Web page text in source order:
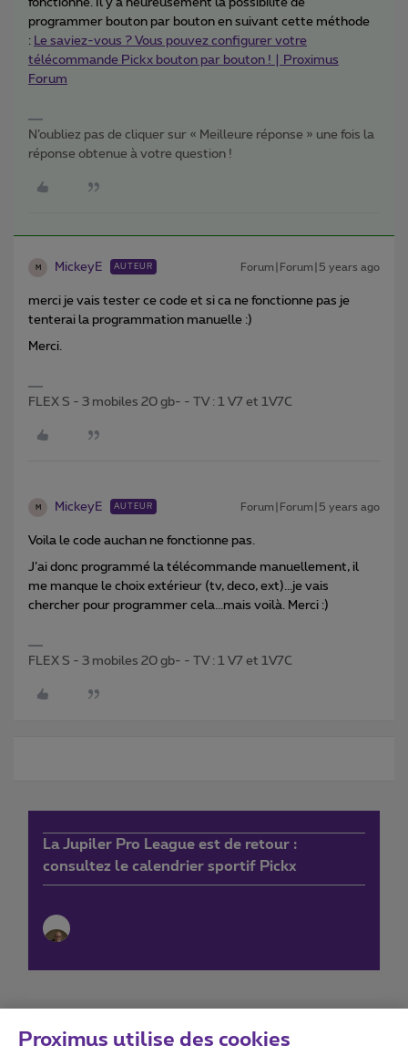
fonctionne. Il y a heureusement la possibilité de
programmer bouton par bouton en suivant cette méthode
: Le saviez-vous ? Vous pouvez configurer votre
télécommande Pickx bouton par bouton ! | Proximus
Forum
N’oubliez pas de cliquer sur « Meilleure réponse » une fois la
réponse obtenue à votre question !
M MickeyE AUTEUR Forum|Forum|5 years ago
merci je vais tester ce code et si ca ne fonctionne pas je
tenterai la programmation manuelle :)
Merci.
FLEX S - 3 mobiles 20 gb- - TV : 1 V7 et 1V7C
M MickeyE AUTEUR Forum|Forum|5 years ago
Voila le code auchan ne fonctionne pas.
J’ai donc programmé la télécommande manuellement, il
me manque le choix extérieur (tv, deco, ext)...je vais
chercher pour programmer cela...mais voilà. Merci :)
FLEX S - 3 mobiles 20 gb- - TV : 1 V7 et 1V7C
La Jupiler Pro League est de retour :
consultez le calendrier sportif Pickx
Proximus utilise des cookies